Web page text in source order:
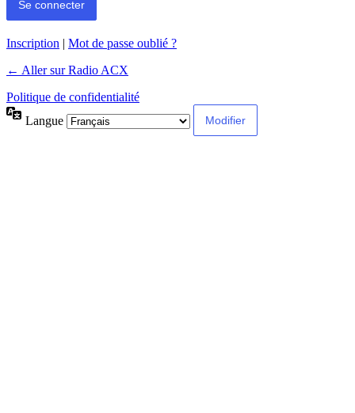
Inscription | Mot de passe oublié ?
← Aller sur Radio ACX
Politique de confidentialité
Langue